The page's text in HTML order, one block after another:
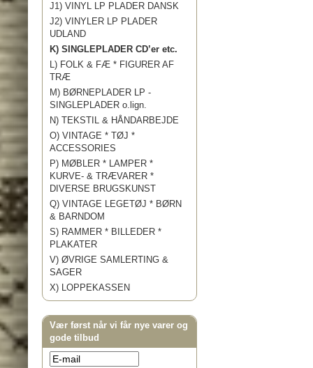
J1) VINYL LP PLADER DANSK
J2) VINYLER LP PLADER
UDLAND
K) SINGLEPLADER CD’er etc.
L) FOLK & FÆ * FIGURER AF
TRÆ
M) BØRNEPLADER LP -
SINGLEPLADER o.lign.
N) TEKSTIL & HÅNDARBEJDE
O) VINTAGE * TØJ *
ACCESSORIES
P) MØBLER * LAMPER *
KURVE- & TRÆVARER *
DIVERSE BRUGSKUNST
Q) VINTAGE LEGETØJ * BØRN
& BARNDOM
S) RAMMER * BILLEDER *
PLAKATER
V) ØVRIGE SAMLERTING &
SAGER
X) LOPPEKASSEN
Vær først når vi får nye varer og
gode tilbud